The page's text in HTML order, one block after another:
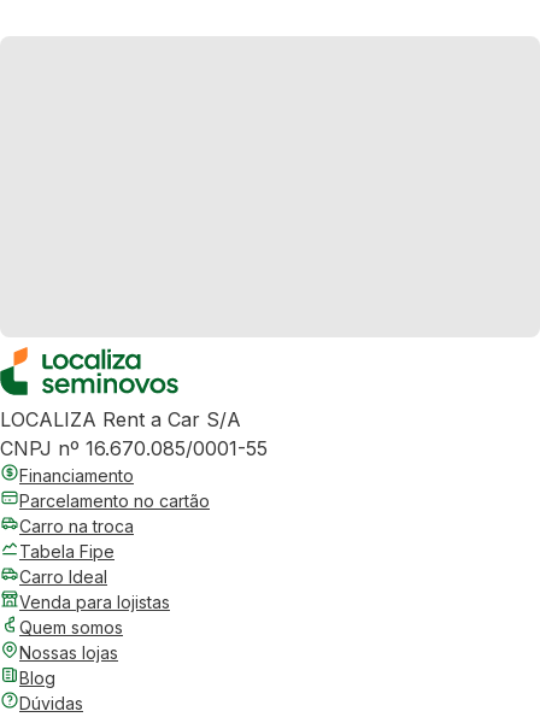
LOCALIZA Rent a Car S/A
CNPJ nº 16.670.085/0001-55
Financiamento
Parcelamento no cartão
Carro na troca
Tabela Fipe
Carro Ideal
Venda para lojistas
Quem somos
Nossas lojas
Blog
Dúvidas